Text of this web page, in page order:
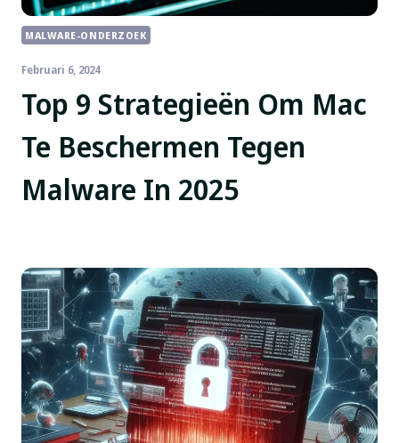
MALWARE-ONDERZOEK
Top 9 Strategieën Om Mac
Te Beschermen Tegen
Malware In 2025
Februari 6, 2024